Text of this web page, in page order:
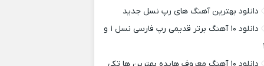
دانلود بهترین آهنگ های رپ نسل جدید
دانلود ۱۰ آهنگ برتر قدیمی رپ فارسی نسل ۱ و